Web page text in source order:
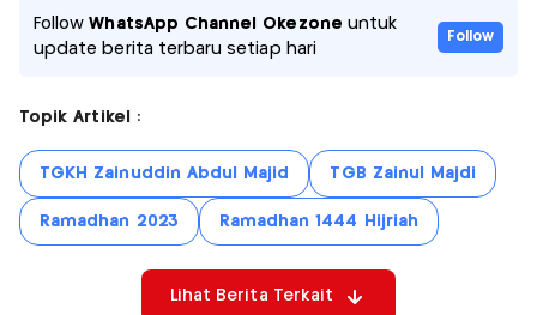
FollowWhatsApp Channel Okezone untuk
update berita terbaru setiap hari
Follow
Topik Artikel :
TGKH Zainuddin Abdul Majid TGB Zainul Majdi
Ramadhan 2023 Ramadhan 1444 Hijriah
Lihat Berita Terkait